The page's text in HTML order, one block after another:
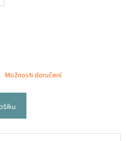
Možnosti doručení